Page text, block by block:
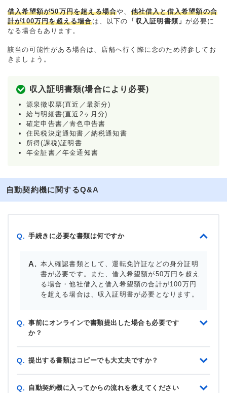
借入希望額が50万円を超える場合や、 他社借入と借入希望額の合
計が100万円を超える場合は、以下の 「収入証明書類」が必要に
なる場合もあります。
該当の可能性がある場合は、店舗へ行く際に念のため持参してお
きましょう。
収入証明書類(場合により必要)
源泉徴収票(直近／最新分)
給与明細書(直近2ヶ月分)
確定申告書／青色申告書
住民税決定通知書／納税通知書
所得(課税)証明書
年金証書／年金通知書
自動契約機に関するQ&A
Q. 手続きに必要な書類は何ですか
本人確認書類として、運転免許証などの身分証明
書が必要です。また、借入希望額が50万円を超え
る場合・他社借入と借入希望額の合計が100万円
を超える場合は、収入証明書が必要となります。
Q. 事前にオンラインで書類提出した場合も必要です
か？
Q. 提出する書類はコピーでも大丈夫ですか？
Q. 自動契約機に入ってからの流れを教えてください